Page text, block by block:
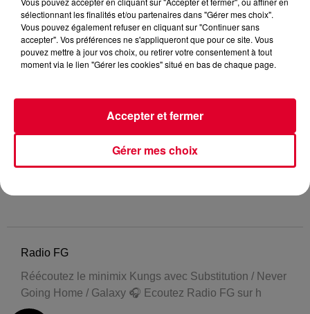
Radio FG
Réécoutez le minimix Kungs avec Substitution / Never
Going Home / Galaxy 🎧 Ecoutez Radio FG sur h
sélectionnant les finalités et/ou partenaires dans "Gérer mes choix".
Vous pouvez également refuser en cliquant sur "Continuer sans
accepter". Vos préférences ne s'appliqueront que pour ce site. Vous
pouvez mettre à jour vos choix, ou retirer votre consentement à tout
moment via le lien "Gérer les cookies" situé en bas de chaque page.
Gérer mes choix
Accepter et fermer